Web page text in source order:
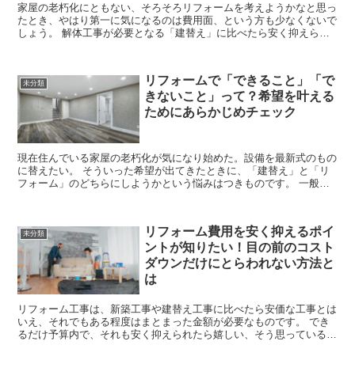
家屋の老朽化にともない、そろそろリフォームを考えようかなと思っ
たとき、やはり第一に気になるのは費用面、という方も少なくないで
しょう。 解体工事が必要となる「建替え」に比べたら安く抑えられ
未分類
リフォームで「できること」「で
きないこと」って？希望を叶える
ためにあらかじめチェック
現在住んでいる家屋の老朽化が気になり始めた。設備を最新式のもの
に替えたい。 そういった希望が出てきたときに、「建替え」と「リ
フォーム」のどちらにしようかという悩みはつきものです。 一般的
未分類
リフォーム費用を安く抑えるポイ
ントが知りたい！目の前のコスト
ダウンだけにとらわれない方法と
は
リフォーム工事は、新築工事や建替え工事に比べたら安価な工事とは
いえ、それでもある程度はまとまった金額が必要なものです。 でき
るだけ予算内で、それも安く抑えられたら嬉しい、そう思っている方